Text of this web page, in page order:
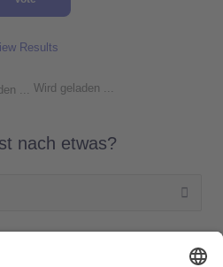
Results
Wird geladen ...
nach etwas?
Kategorien